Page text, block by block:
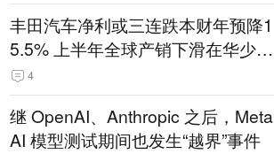
丰田汽车净利或三连跌本财年预降1
5.5% 上半年全球产销下滑在华少卖
14.3万辆
4
继 OpenAI、Anthropic 之后，Meta
AI 模型测试期间也发生“越界”事件